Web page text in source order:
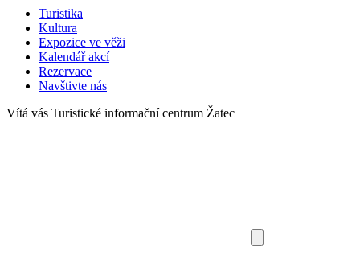
Turistika
Kultura
Expozice ve věži
Kalendář akcí
Rezervace
Navštivte nás
Vítá vás Turistické informační centrum Žatec